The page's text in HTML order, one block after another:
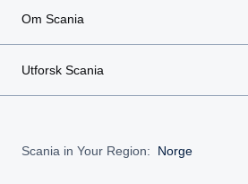
Om Scania
Utforsk Scania
Scania in Your Region: Norge